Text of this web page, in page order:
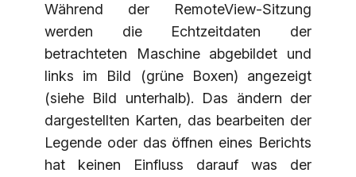
Während der RemoteView-Sitzung
werden die Echtzeitdaten der
betrachteten Maschine abgebildet und
links im Bild (grüne Boxen) angezeigt
(siehe Bild unterhalb). Das ändern der
dargestellten Karten, das bearbeiten der
Legende oder das öffnen eines Berichts
hat keinen Einfluss darauf was der